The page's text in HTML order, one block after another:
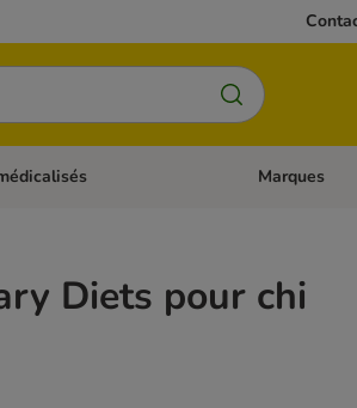
Autres animaux Dérouler les
Marques
Diets pour chi